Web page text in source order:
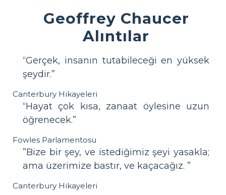
Geoffrey Chaucer
Alıntılar
“Gerçek, insanın tutabileceği en yüksek
şeydir.”
Canterbury Hikayeleri
“Hayat çok kısa, zanaat öylesine uzun
öğrenecek.”
Fowles Parlamentosu
”Bize bir şey, ve istediğimiz şeyi yasakla;
ama üzerimize bastır, ve kaçacağız. ”
Canterbury Hikayeleri